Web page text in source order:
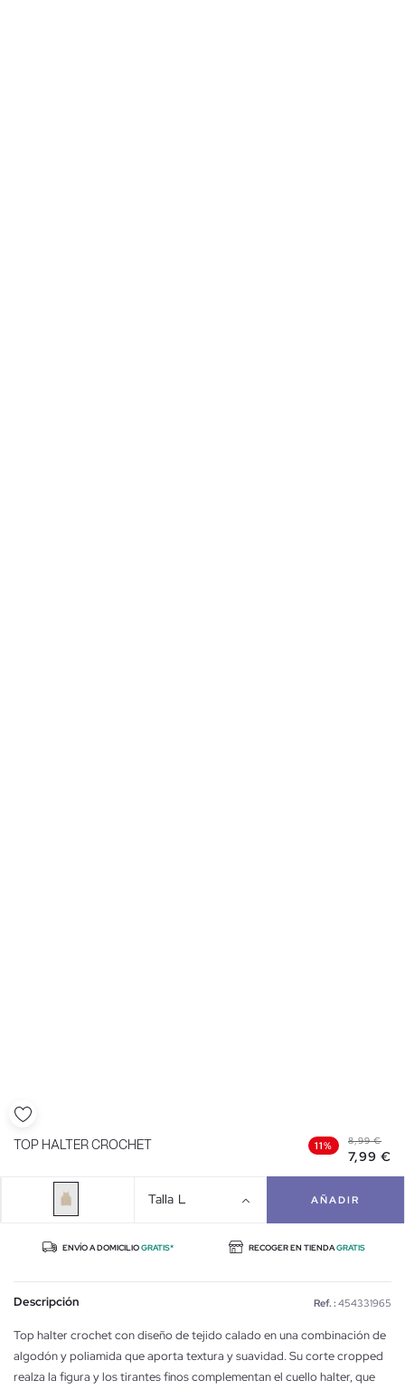
TOP HALTER CROCHET 11% 8,99 €
7,99 €
Talla L AÑADIR
ENVÍO A DOMICILIOGRATIS* RECOGER EN TIENDAGRATIS
Descripción Ref. : 454331965
Top halter crochet con diseño de tejido calado en una combinación de
algodón y poliamida que aporta textura y suavidad. Su corte cropped
realza la figura y los tirantes finos complementan el cuello halter, que